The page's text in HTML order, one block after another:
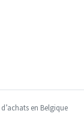
d’achats en Belgique